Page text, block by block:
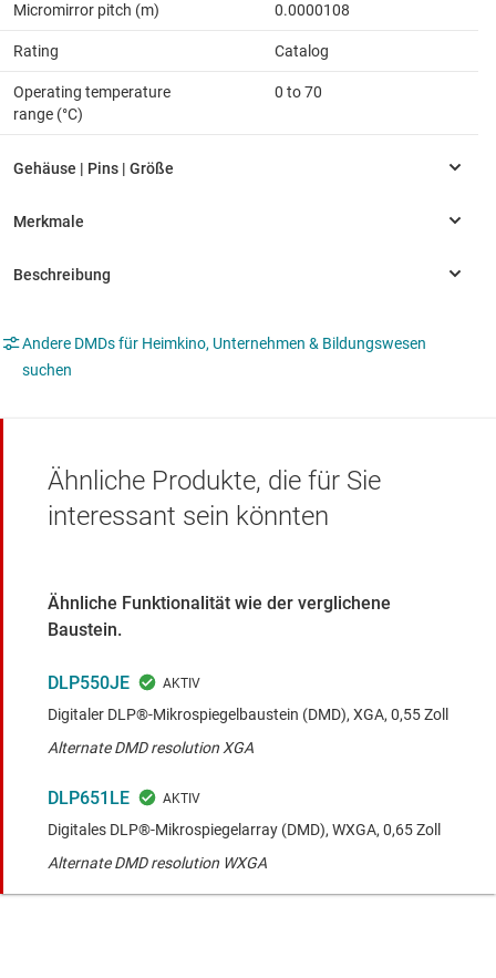
Micromirror pitch (m) 0.0000108
Rating Catalog
Operating temperature
range (°C)
0 to 70
Andere DMDs für Heimkino, Unternehmen & Bildungswesen
suchen
Ähnliche Produkte, die für Sie
interessant sein könnten
Ähnliche Funktionalität wie der verglichene
Baustein.
DLP550JE
Digitaler DLP®-Mikrospiegelbaustein (DMD), XGA, 0,55 Zoll
Alternate DMD resolution XGA
DLP651LE
Digitales DLP®-Mikrospiegelarray (DMD), WXGA, 0,65 Zoll
Alternate DMD resolution WXGA